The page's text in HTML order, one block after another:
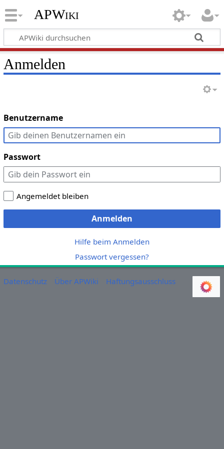
APWiki
Anmelden
Benutzername
Passwort
Angemeldet bleiben
Anmelden
Hilfe beim Anmelden
Passwort vergessen?
Datenschutz Über APWiki Haftungsausschluss